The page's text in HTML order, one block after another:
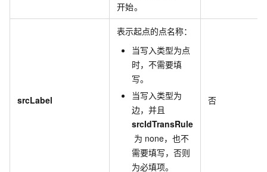
开始。
srcLabel
表示起点的点名称：
当写入类型为点
时，不需要填
写。
当写入类型为
边，并且
srcIdTransRule
为 none，也不
需要填写，否则
为必填项。
否